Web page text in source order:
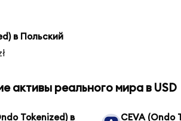
в Польский
активы реального мира в USD
Tokenized) в
CEVA